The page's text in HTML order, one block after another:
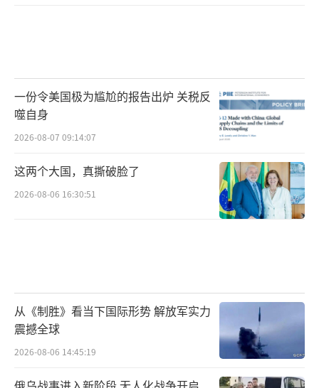
们。但央视这次曝光的画面彻底打破了美国的
幻想，也让他们意识到我国的国防科技发展速
度已经超出了他们的预期。现在，美国最担心
改变亚太地区的军事平衡，让他们多年来构建
的军事威慑体系变得形同虚设。
和平稳定。我们不惹事，但也不怕事。这次曝
光的新型末端防空反导武器就是最好的证明——
只要有国家敢来挑衅，我们就有能力、有底气
一份令美国极为尴尬的报告出炉 关税反
噬自身
2026-08-07 09:14:07
这两个大国，真撕破脸了
2026-08-06 16:30:51
从《制胜》看当下国际形势 解放军实力
震撼全球
2026-08-06 14:45:19